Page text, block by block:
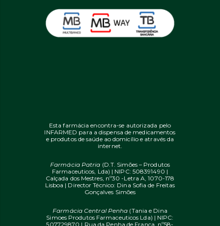
Esta farmácia encontra-se autorizada pelo
INFARMED para a dispensa de medicamentos
e produtos de saúde ao domicílio e através da
internet.
Farmácia Patria (D.T. Simões – Produtos
Farmaceuticos, Lda) | NIPC: 508391490 |
Calçada dos Mestres, nº30 -Letra A, 1070-178
Lisboa | Director Técnico: Dina Sofia de Freitas
Gonçalves Simões
Farmácia Central Penha (Tania e Dina
Simoes Produtos Farmaceuticos Lda) | NIPC:
507729870 | Rua da Penha de França, nº58-